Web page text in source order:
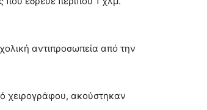
αντιπροσωπεία από την
χειρογράφου, ακούστηκαν